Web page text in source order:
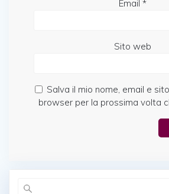
Email *
Sito web
Salva il mio nome, email e
browser per la prossima volta